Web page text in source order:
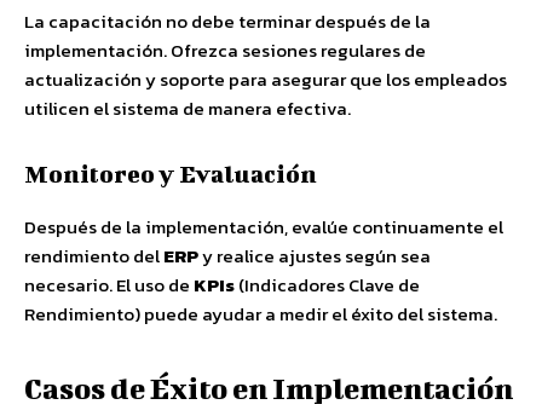
La capacitación no debe terminar después de la
implementación. Ofrezca sesiones regulares de
actualización y soporte para asegurar que los empleados
utilicen el sistema de manera efectiva.
Monitoreo y Evaluación
Después de la implementación, evalúe continuamente el
rendimiento delERPy realice ajustes según sea
necesario. El uso de KPIs(Indicadores Clave de
Rendimiento) puede ayudar a medir el éxito del sistema.
Casos de Éxito en Implementación